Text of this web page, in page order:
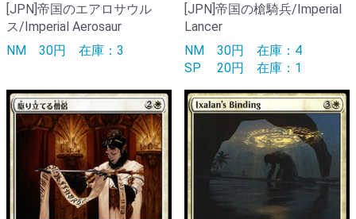
[JPN]帝国のエアロサウル
ス/Imperial Aerosaur
NM 30円 在庫：3
[JPN]帝国の槍騎兵/Imperial
Lancer
NM 30円 在庫：4
SP
20円 在庫：1